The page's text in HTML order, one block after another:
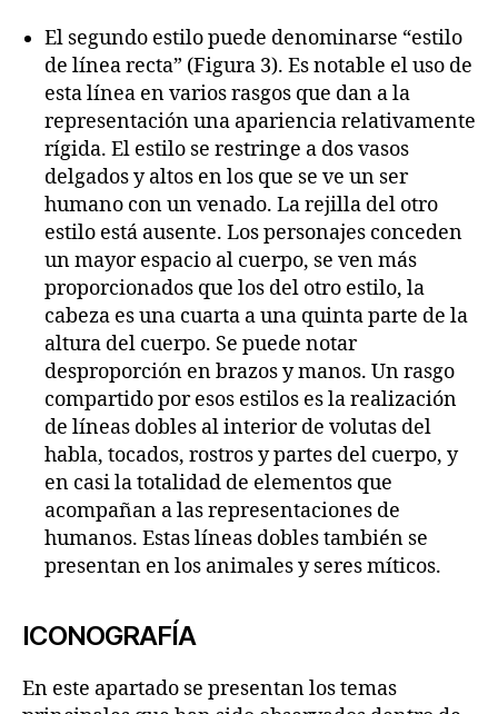
El segundo estilo puede denominarse “estilo
de línea recta” (Figura 3). Es notable el uso de
esta línea en varios rasgos que dan a la
representación una apariencia relativamente
rígida. El estilo se restringe a dos vasos
delgados y altos en los que se ve un ser
humano con un venado. La rejilla del otro
estilo está ausente. Los personajes conceden
un mayor espacio al cuerpo, se ven más
proporcionados que los del otro estilo, la
cabeza es una cuarta a una quinta parte de la
altura del cuerpo. Se puede notar
desproporción en brazos y manos. Un rasgo
compartido por esos estilos es la realización
de líneas dobles al interior de volutas del
habla, tocados, rostros y partes del cuerpo, y
en casi la totalidad de elementos que
acompañan a las representaciones de
humanos. Estas líneas dobles también se
presentan en los animales y seres míticos.
ICONOGRAFÍA
En este apartado se presentan los temas